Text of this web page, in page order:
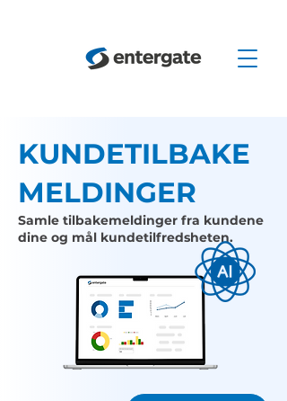
KUNDETILBAKE
MELDINGER
Samle tilbakemeldinger fra kundene
dine og mål kundetilfredsheten.